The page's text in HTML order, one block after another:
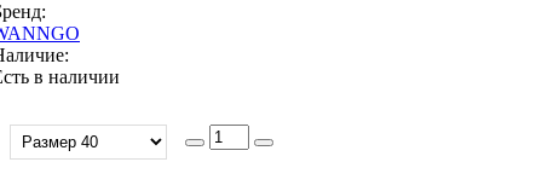
в наличии